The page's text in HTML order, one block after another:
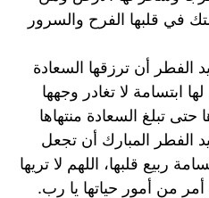
في قلبها الفرح والسرور
الفطر أن ترزقها السعادة
ابتسامة لا تغادر وجهها
تبلغ السعادة منتهاها
الفطر المبارك أن تجعل
ربيع قلبها، اللهم لا تريها
من أمور حياتها يا رب.